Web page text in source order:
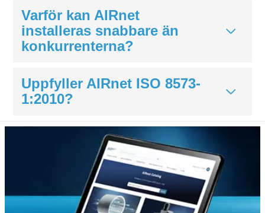
Varför kan AIRnet
installeras snabbare än
konkurrenterna?
Uppfyller AIRnet ISO 8573-
1:2010?